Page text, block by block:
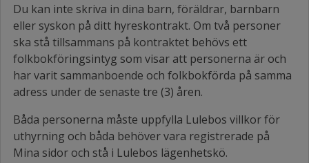
Du kan inte skriva in dina barn, föräldrar, barnbarn
eller syskon på ditt hyreskontrakt. Om två personer
ska stå tillsammans på kontraktet behövs ett
folkbokföringsintyg som visar att personerna är och
har varit sammanboende och folkbokförda på samma
adress under de senaste tre (3) åren.
Båda personerna måste uppfylla Lulebos villkor för
uthyrning och båda behöver vara registrerade på
Mina sidor och stå i Lulebos lägenhetskö.